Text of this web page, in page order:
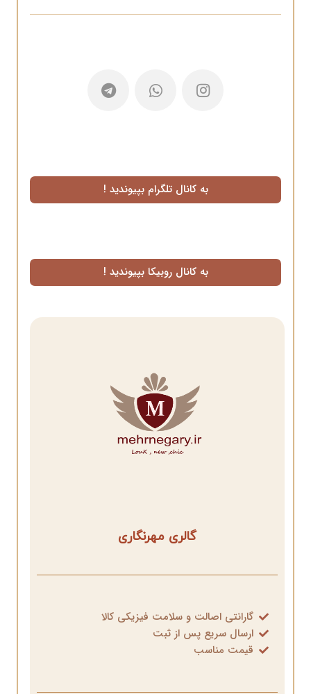
به کانال تلگرام بپیوندید !
به کانال روبیکا بپیوندید !
گالری مهرنگاری
گارانتی اصالت و سلامت فیزیکی کالا
ارسال سریع پس از ثبت
قیمت مناسب